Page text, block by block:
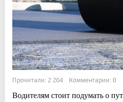
Прочитали: 2 204 Комментарии: 0
Водителям стоит подумать о